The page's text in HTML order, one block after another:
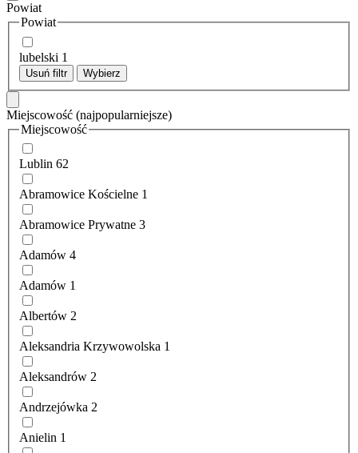
Powiat
Powiat
lubelski 1
Usuń filtr Wybierz
Miejscowość (najpopularniejsze)
Miejscowość
Lublin 62
Abramowice Kościelne 1
Abramowice Prywatne 3
Adamów 4
Adamów 1
Albertów 2
Aleksandria Krzywowolska 1
Aleksandrów 2
Andrzejówka 2
Anielin 1